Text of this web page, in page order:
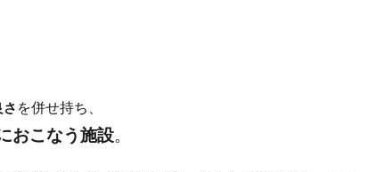
を併せ持ち、
おこなう施設。